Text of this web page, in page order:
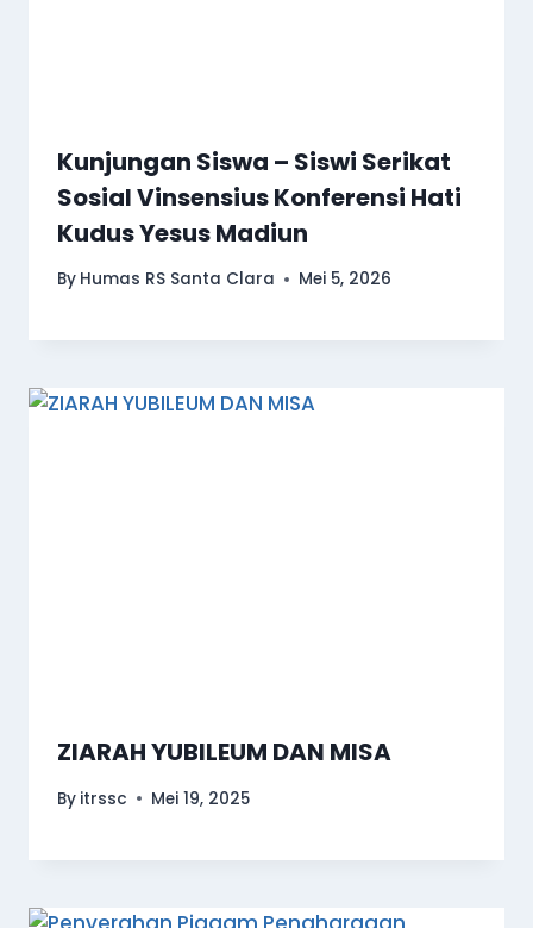
Kunjungan Siswa – Siswi Serikat
Sosial Vinsensius Konferensi Hati
Kudus Yesus Madiun
By Humas RS Santa Clara Mei 5, 2026
ZIARAH YUBILEUM DAN MISA
By itrssc Mei 19, 2025